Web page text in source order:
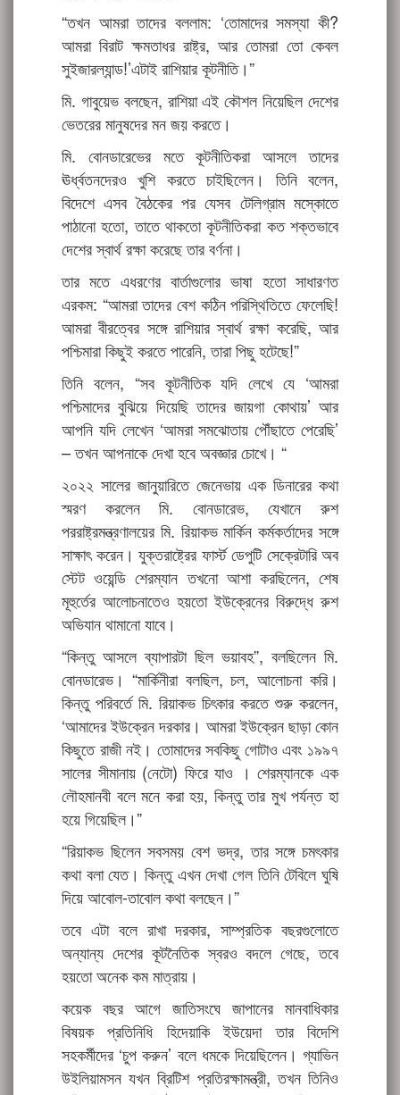
“তখন আমরা তাদের বললাম: ‘তোমাদের সমস্যা কী?
আমরা বিরাট ক্ষমতাধর রাষ্ট্র, আর তোমরা তো কেবল
সুইজারল্যান্ড!’এটাই রাশিয়ার কূটনীতি।”
মি. গাবুয়েভ বলছেন, রাশিয়া এই কৌশল নিয়েছিল দেশের
ভেতরের মানুষদের মন জয় করতে।
মি. বোনডারেভের মতে কূটনীতিকরা আসলে তাদের
ঊর্ধ্বতনদেরও খুশি করতে চাইছিলেন। তিনি বলেন,
বিদেশে এসব বৈঠকের পর যেসব টেলিগ্রাম মস্কোতে
পাঠানো হতো, তাতে থাকতো কূটনীতিকরা কত শক্তভাবে
দেশের স্বার্থ রক্ষা করেছে তার বর্ণনা।
তার মতে এধরণের বার্তাগুলোর ভাষা হতো সাধারণত
এরকম: “আমরা তাদের বেশ কঠিন পরিস্থিতিতে ফেলেছি!
আমরা বীরত্বের সঙ্গে রাশিয়ার স্বার্থ রক্ষা করেছি, আর
পশ্চিমারা কিছুই করতে পারেনি, তারা পিছু হটেছে!”
তিনি বলেন, “সব কূটনীতিক যদি লেখে যে ‘আমরা
পশ্চিমাদের বুঝিয়ে দিয়েছি তাদের জায়গা কোথায়’ আর
আপনি যদি লেখেন ‘আমরা সমঝোতায় পৌঁছাতে পেরেছি’
– তখন আপনাকে দেখা হবে অবজ্ঞার চোখে। “
২০২২ সালের জানুয়ারিতে জেনেভায় এক ডিনারের কথা
স্মরণ করলেন মি. বোনডারেভ, যেখানে রুশ
পররাষ্ট্রমন্ত্রণালয়ের মি. রিয়াকভ মার্কিন কর্মকর্তাদের সঙ্গে
সাক্ষাৎ করেন। যুক্তরাষ্ট্রের ফার্স্ট ডেপুটি সেক্রেটারি অব
স্টেট ওয়েন্ডি শেরম্যান তখনো আশা করছিলেন, শেষ
মূহুর্তের আলোচনাতেও হয়তো ইউক্রেনের বিরুদ্ধে রুশ
অভিযান থামানো যাবে।
“কিন্তু আসলে ব্যাপারটা ছিল ভয়াবহ”, বলছিলেন মি.
বোনডারেভ। “মার্কিনীরা বলছিল, চল, আলোচনা করি।
কিন্তু পরিবর্তে মি. রিয়াকভ চিৎকার করতে শুরু করলেন,
‘আমাদের ইউক্রেন দরকার। আমরা ইউক্রেন ছাড়া কোন
কিছুতে রাজী নই। তোমাদের সবকিছু গোটাও এবং ১৯৯৭
সালের সীমানায় (নেটো) ফিরে যাও । শেরম্যানকে এক
লৌহমানবী বলে মনে করা হয়, কিন্তু তার মুখ পর্যন্ত হা
হয়ে গিয়েছিল।”
“রিয়াকভ ছিলেন সবসময় বেশ ভদ্র, তার সঙ্গে চমৎকার
কথা বলা যেত। কিন্তু এখন দেখা গেল তিনি টেবিলে ঘুষি
দিয়ে আবোল-তাবোল কথা বলছেন।”
তবে এটা বলে রাখা দরকার, সাম্প্রতিক বছরগুলোতে
অন্যান্য দেশের কূটনৈতিক স্বরও বদলে গেছে, তবে
হয়তো অনেক কম মাত্রায়।
কয়েক বছর আগে জাতিসংঘে জাপানের মানবাধিকার
বিষয়ক প্রতিনিধি হিদেয়াকি ইউয়েদা তার বিদেশি
সহকর্মীদের ‘চুপ করুন’ বলে ধমকে দিয়েছিলেন। গ্যাভিন
উইলিয়ামসন যখন ব্রিটিশ প্রতিরক্ষামন্ত্রী, তখন তিনিও